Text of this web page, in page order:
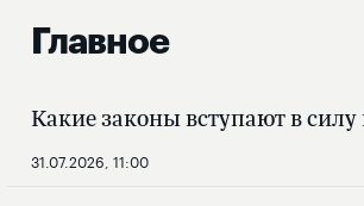
Главное
Какие законы вступают в силу
31.07.2026, 11:00